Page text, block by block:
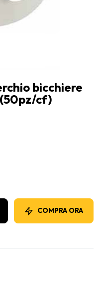
bicchiere
cf)
COMPRA ORA